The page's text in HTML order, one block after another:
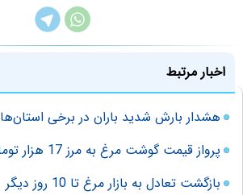
اخبار مرتبط
هشدار بارش شدید باران در برخی استان‌ها
پرواز قیمت گوشت مرغ به مرز 17 هزار تومان
بازگشت تعادل به بازار مرغ تا 10 روز دیگر